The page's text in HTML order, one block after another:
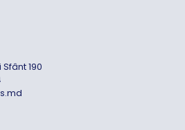
190